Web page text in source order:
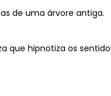
de uma árvore antiga.
que hipnotiza os